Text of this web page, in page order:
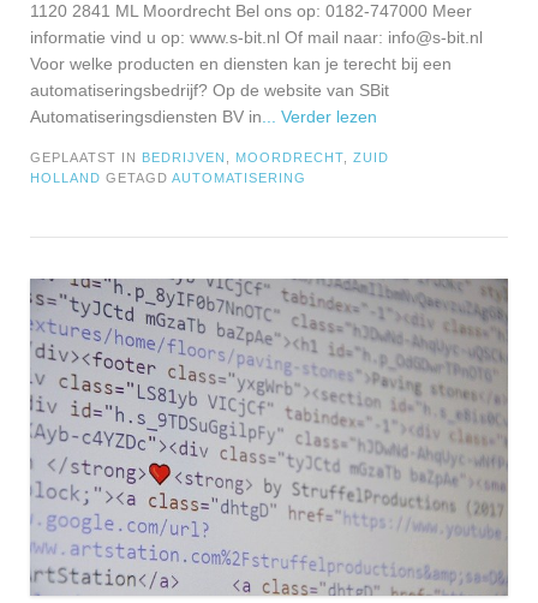
1120 2841 ML Moordrecht Bel ons op: 0182-747000 Meer
informatie vind u op: www.s-bit.nl Of mail naar: info@s-bit.nl
Voor welke producten en diensten kan je terecht bij een
automatiseringsbedrijf? Op de website van SBit
Automatiseringsdiensten BV in... Verder lezen
GEPLAATST IN BEDRIJVEN , MOORDRECHT, ZUID
HOLLAND GETAGD AUTOMATISERING